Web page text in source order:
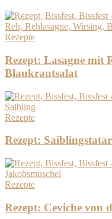
Rezepte
Rezept: Lasagne mit
Blaukrautsalat
Rezepte
Rezept:
Rezepte
Rezept: Ceviche von